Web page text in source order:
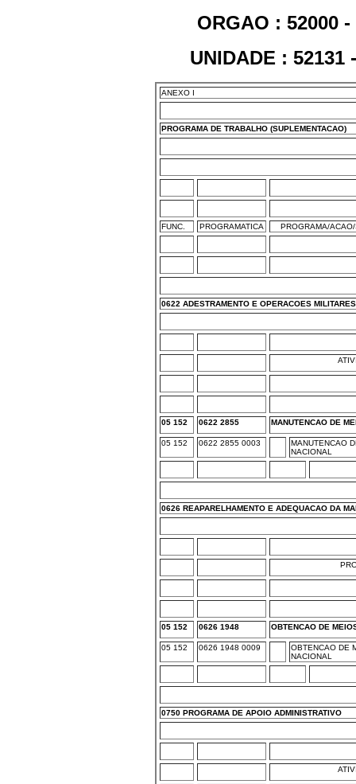
ORGAO : 52000
UNIDADE : 52131
ANEXO I
PROGRAMA DE TRABALHO (SUPLEMENTACAO)
FUNC. PROGRAMATICA PROGRAMA/
0622 ADESTRAMENTO E OPERACOES
05 152 0622 2855 MANUTENCAO DE
05 152 0622 2855 0003
MANUTENCAO
NACIONAL
0626 REAPARELHAMENTO E ADEQUACAO DA
05 152 0626 1948 OBTENCAO DE
05 152 0626 1948 0009
OBTENCAO DE
NACIONAL
0750 PROGRAMA DE APOIO ADMINISTRATIVO